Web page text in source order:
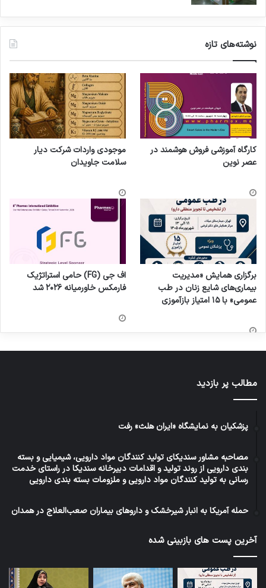
نوشته‌های تازه
کارگاه آموزشی فروش هوشمند در
عصر نوین
موجودی واردات شرکت دیار
سلامت جاویدان
برگزاری همایش «مدیریت
بیماری‌های شایع زنان در طب
عمومی» با ۱۵ امتیاز بازآموزی
اف جی (FG) حامی استراتژیک
فارمکس خاورمیانه ۲۰۲۶ شد
مطالب پر بازدید
پزشکیان به نمایشگاه «ایران هلث» رفت
مصاحبه مشاور سندیکای تولید کنندگان مواد دارویی، شیمیایی و بسته
بندی دارویی از روند تولید و اقدامات دبیرخانه سندیکا در راستای خدمت
رسانی به تولید کنندگان مواد دارویی و ملزومات بسته بندی دارویی
حمله آمریکا به انبار شیرخشک و داروهای بیماران صعب‌العلاج در همدان
آخرین پست های بازبینی شده